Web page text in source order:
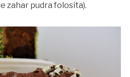
zahar pudra folosita).